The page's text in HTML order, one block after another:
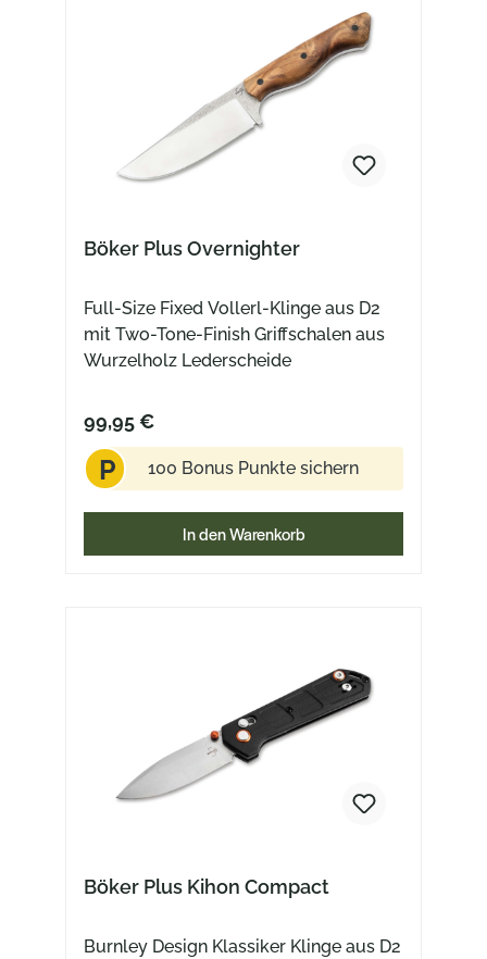
Böker Plus Overnighter
Full-Size Fixed Vollerl-Klinge aus D2
mit Two-Tone-Finish Griffschalen aus
Wurzelholz Lederscheide
99,95 €
P 100 Bonus Punkte sichern
In den Warenkorb
Böker Plus Kihon Compact
Burnley Design Klassiker Klinge aus D2